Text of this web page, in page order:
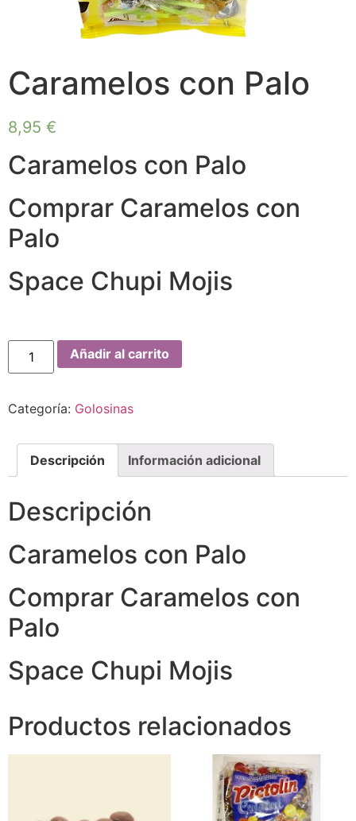
Caramelos con Palo
8,95 €
Caramelos con Palo
Comprar Caramelos con
Palo
Space Chupi Mojis
Añadir al carrito
Categoría: Golosinas
Descripción Información adicional
Descripción
Caramelos con Palo
Comprar Caramelos con
Palo
Space Chupi Mojis
Productos relacionados